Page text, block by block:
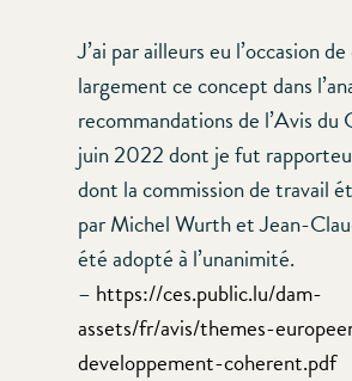
J’ai par ailleurs eu l’occasion
largement ce concept dans
recommandations de l’Avis du
juin 2022 dont je fut
dont la commission de travail
par Michel Wurth et Jean-
été adopté à l’unanimité.
– https://ces.public.lu/dam-
assets/fr/avis/themes-
developpement-coherent.pdf